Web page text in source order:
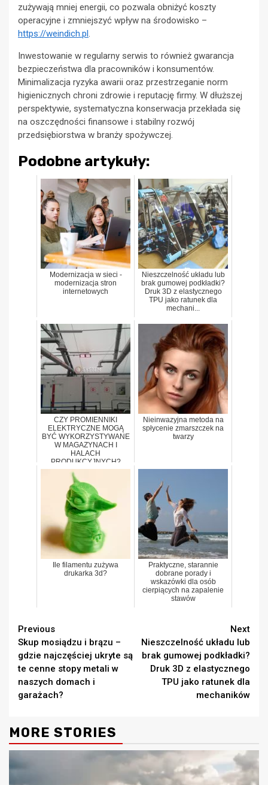
zużywają mniej energii, co pozwala obniżyć koszty
operacyjne i zmniejszyć wpływ na środowisko –
https://weindich.pl
Inwestowanie w regularny serwis to również gwarancja
bezpieczeństwa dla pracowników i konsumentów.
Minimalizacja ryzyka awarii oraz przestrzeganie norm
higienicznych chroni zdrowie i reputację firmy. W dłuższej
perspektywie, systematyczna konserwacja przekłada się
na oszczędności finansowe i stabilny rozwój
przedsiębiorstwa w branży spożywczej.
Podobne artykuły:
Modernizacja w sieci -
modernizacja stron
internetowych
Nieszczelność układu lub
brak gumowej podkładki?
Druk 3D z elastycznego
TPU jako ratunek dla
mechani...
CZY PROMIENNIKI
ELEKTRYCZNE MOGĄ
BYĆ WYKORZYSTYWANE
W MAGAZYNACH I
HALACH
PRODUKCYJNYCH?
Nieinwazyjna metoda na
spłycenie zmarszczek na
twarzy
Ile filamentu zużywa
drukarka 3d?
Praktyczne, starannie
dobrane porady i
wskazówki dla osób
cierpiących na zapalenie
stawów
Continue
Reading
Previous
Skup mosiądzu i brązu –
gdzie najczęściej ukryte są
te cenne stopy metali w
naszych domach i
garażach?
Next
Nieszczelność układu lub
brak gumowej podkładki?
Druk 3D z elastycznego
TPU jako ratunek dla
mechaników
MORE STORIES